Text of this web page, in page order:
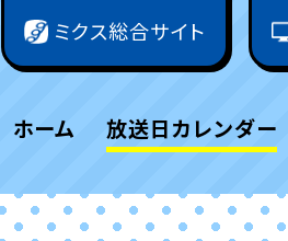
ミクス総合サイト
ホーム 放送日カレンダー